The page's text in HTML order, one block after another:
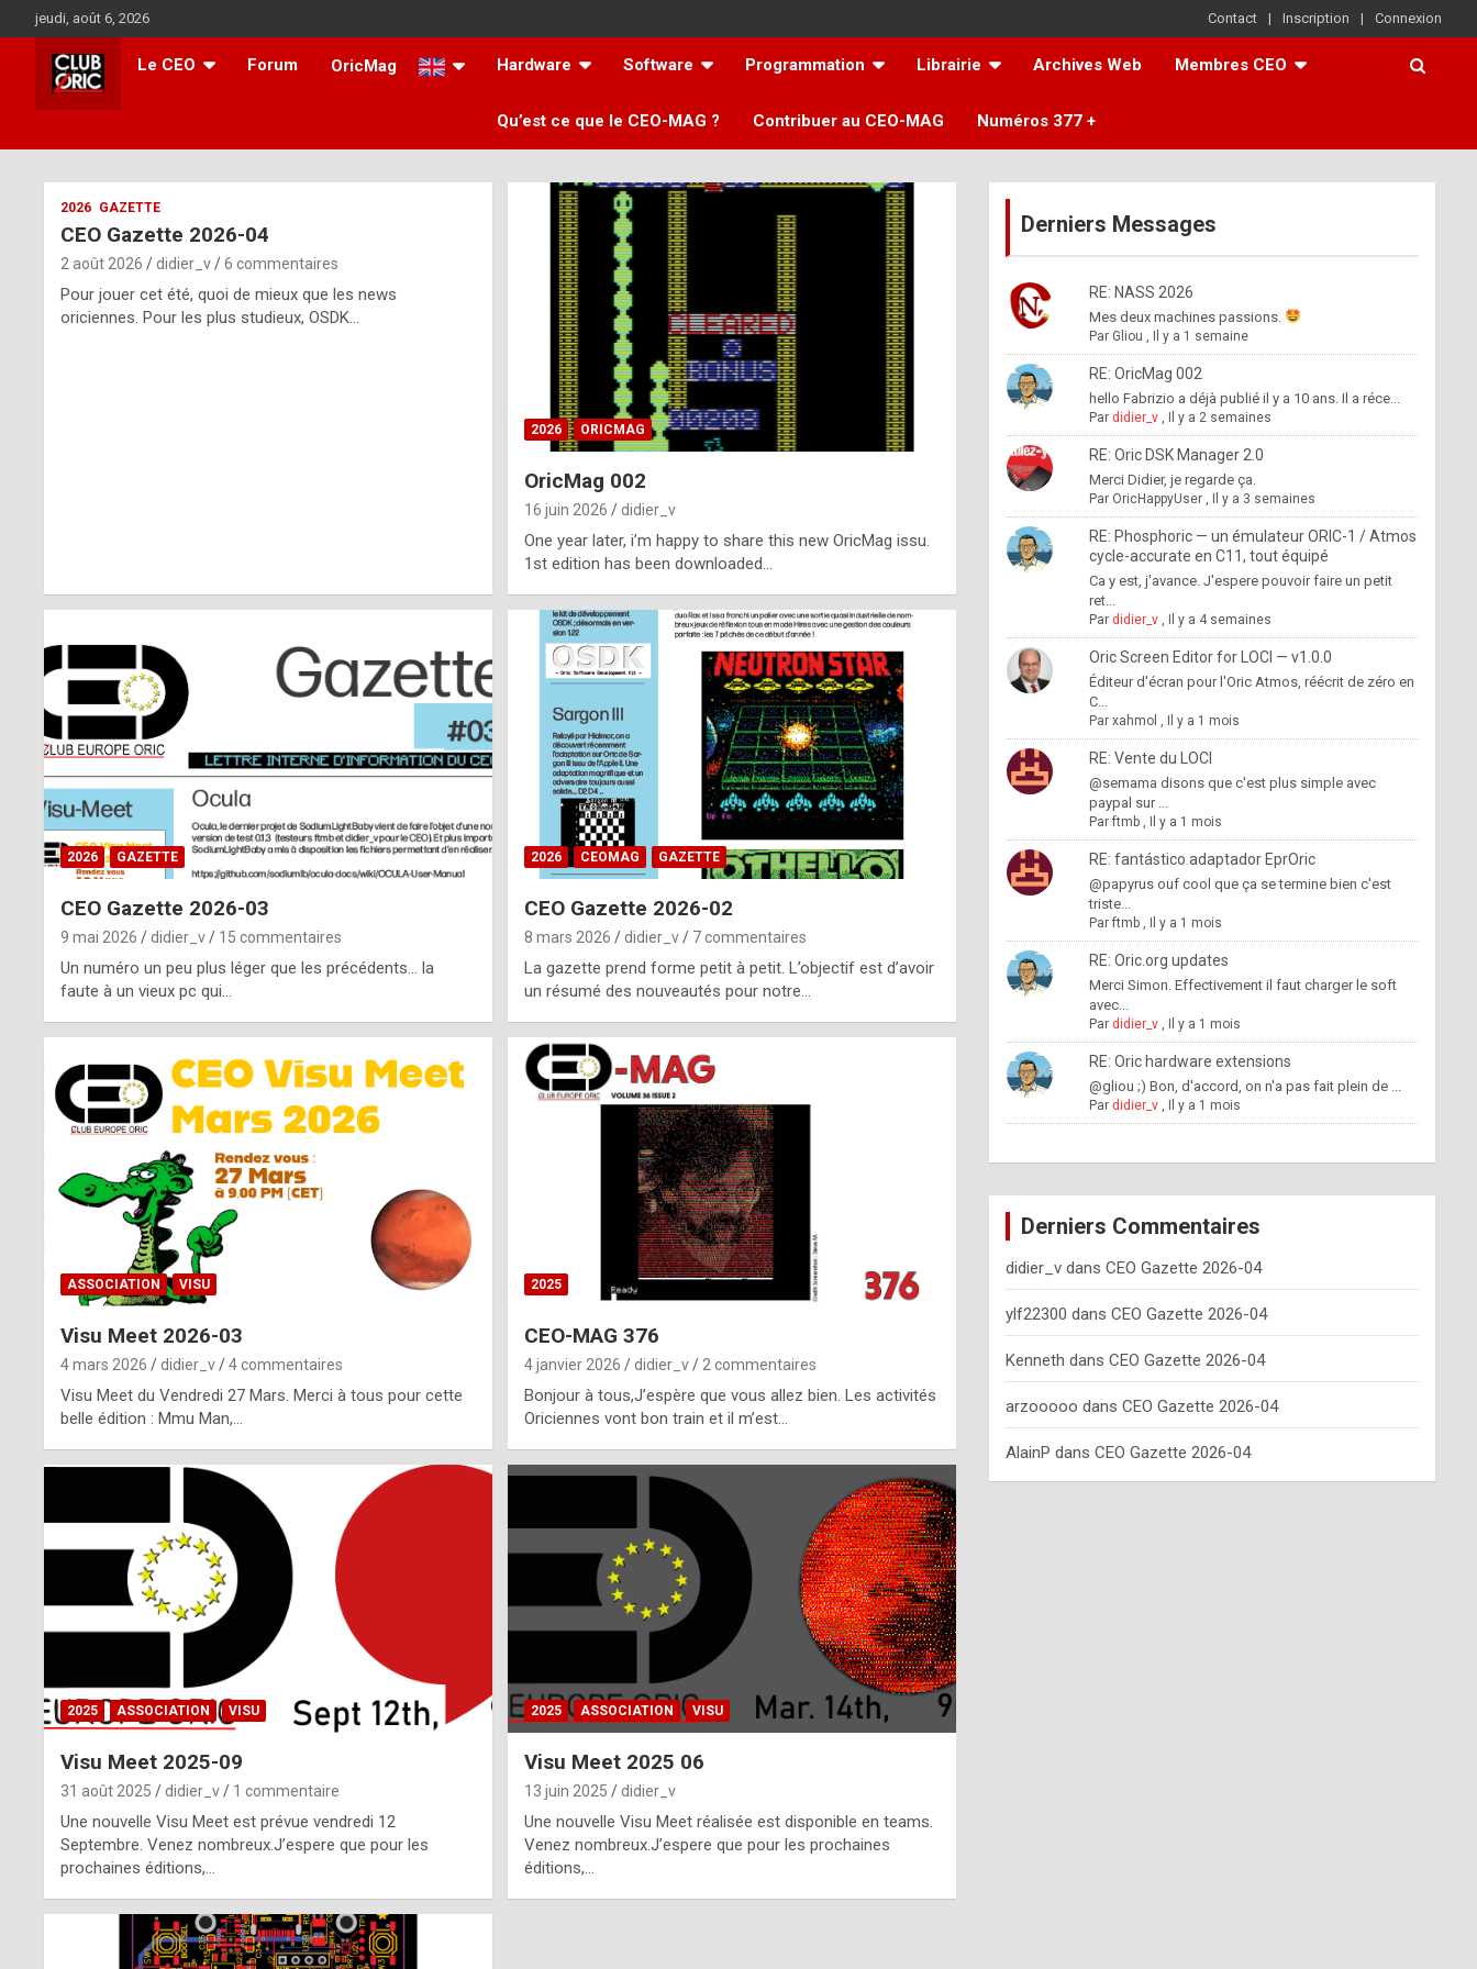
au
contenu
jeudi, août 6, 2026 Contact Inscription Connexion
Le CEO Forum OricMag Hardware Software Programmation Librairie Archives Web Membres CEO
Qu’est ce que le CEO-MAG ? Contribuer au CEO-MAG Numéros 377 +
ff
m
2026 GAZETTE
CEO Gazette 2026-04
2 août 2026 didier_v 6 commentaires
Pour jouer cet été, quoi de mieux que les news
oriciennes. Pour les plus studieux, OSDK…
2026 ORICMAG
OricMag 002
16 juin 2026 didier_v
One year later, i’m happy to share this new OricMag issu.
1st edition has been downloaded…
2026 GAZETTE
CEO Gazette 2026-03
9 mai 2026 didier_v 15 commentaires
Un numéro un peu plus léger que les précédents… la
faute à un vieux pc qui…
2026 CEOMAG GAZETTE
CEO Gazette 2026-02
8 mars 2026 didier_v 7 commentaires
La gazette prend forme petit à petit. L’objectif est d’avoir
un résumé des nouveautés pour notre…
ASSOCIATION VISU
Visu Meet 2026-03
4 mars 2026 didier_v 4 commentaires
Visu Meet du Vendredi 27 Mars. Merci à tous pour cette
belle édition : Mmu Man,…
2025
CEO-MAG 376
4 janvier 2026 didier_v 2 commentaires
Bonjour à tous,J’espère que vous allez bien. Les activités
Oriciennes vont bon train et il m’est…
2025 ASSOCIATION VISU
Visu Meet 2025-09
31 août 2025 didier_v 1 commentaire
Une nouvelle Visu Meet est prévue vendredi 12
Septembre. Venez nombreux.J’espere que pour les
prochaines éditions,…
2025 ASSOCIATION VISU
Visu Meet 2025 06
13 juin 2025 didier_v
Une nouvelle Visu Meet réalisée est disponible en teams.
Venez nombreux.J’espere que pour les prochaines
éditions,…
Derniers Messages
RE: NASS 2026
Mes deux machines passions.
Par Gliou , Il y a 1 semaine
RE: OricMag 002
hello Fabrizio a déjà publié il y a 10 ans. Il a réce...
Par didier_v, Il y a 2 semaines
RE: Oric DSK Manager 2.0
Merci Didier, je regarde ça.
Par OricHappyUser, Il y a 3 semaines
RE: Phosphoric — un émulateur ORIC-1 / Atmos
cycle-accurate en C11, tout équipé
Ca y est, j'avance. J'espere pouvoir faire un petit
ret...
Par didier_v, Il y a 4 semaines
Oric Screen Editor for LOCI — v1.0.0
Éditeur d'écran pour l'Oric Atmos, réécrit de zéro en
C...
Par xahmol , Il y a 1 mois
RE: Vente du LOCI
@semama disons que c'est plus simple avec
paypal sur ...
Par ftmb, Il y a 1 mois
RE: fantástico adaptador EprOric
@papyrus ouf cool que ça se termine bien c'est
triste...
Par ftmb, Il y a 1 mois
RE: Oric.org updates
Merci Simon. Effectivement il faut charger le soft
avec...
Par didier_v, Il y a 1 mois
RE: Oric hardware extensions
@gliou ;) Bon, d'accord, on n'a pas fait plein de ...
Par didier_v, Il y a 1 mois
Derniers Commentaires
didier_vdans CEO Gazette 2026-04
ylf22300 dans CEO Gazette 2026-04
Kenneth dans CEO Gazette 2026-04
arzooooo dans CEO Gazette 2026-04
AlainP dans CEO Gazette 2026-04